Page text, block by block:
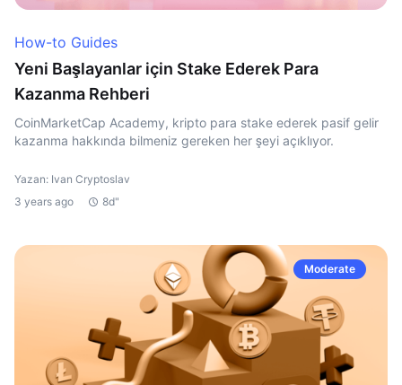
How-to Guides
Yeni Başlayanlar için Stake Ederek Para
Kazanma Rehberi
CoinMarketCap Academy, kripto para stake ederek pasif gelir
kazanma hakkında bilmeniz gereken her şeyi açıklıyor.
Yazan: Ivan Cryptoslav
3 years ago
8d"
Moderate